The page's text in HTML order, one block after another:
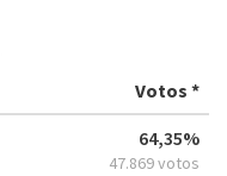
Votos *
64,35%
47.869 votos